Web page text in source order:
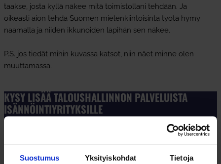
Suostumus Yksityiskohdat Tietoja
taakse, josta kyllä näkee mitä toimistollani tehdään. Ja
oikeasti aion tehdä Suomen mielenkiintoisinta työtä hymy
naamalla ja niiden ikkunoiden läpihän sen näkee.
P.S. jos tiedät mihin kuvassa katsot, niin näet minne olen
muuttamassa.
KYSY LISÄÄ TALOUSHALLINNON PALVELUISTA
ISÄNNÖINTIYRITYKSILLE